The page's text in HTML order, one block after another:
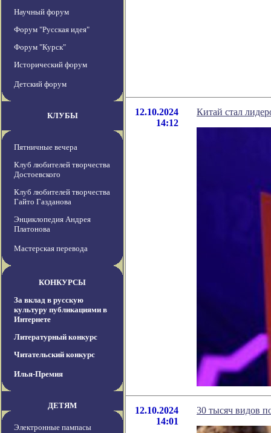
Научный форум
Форум "Русская идея"
Форум "Курск"
Исторический форум
Детский форум
КЛУБЫ
Пятничные вечера
Клуб любителей творчества
Достоевского
Клуб любителей творчества
Гайто Газданова
Энциклопедия Андрея
Платонова
Мастерская перевода
КОНКУРСЫ
За вклад в русскую
культуру публикациями в
Интернете
Литературный конкурс
Читательский конкурс
Илья-Премия
ДЕТЯМ
Электронные пампасы
12.10.2024
14:12
Китай стал
12.10.2024
14:01
30 тысяч видов